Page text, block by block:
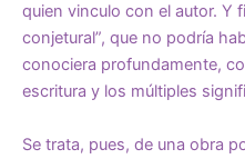
quien vinculo con el autor. Y
conjetural”, que no podría
conociera profundamente,
escritura y los múltiples
Se trata, pues, de una obra